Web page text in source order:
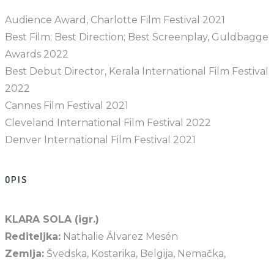
Audience Award, Charlotte Film Festival 2021
Best Film; Best Direction; Best Screenplay, Guldbagge
Awards 2022
Best Debut Director, Kerala International Film Festival
2022
Cannes Film Festival 2021
Cleveland International Film Festival 2022
Denver International Film Festival 2021
OPIS
KLARA SOLA (igr.)
Rediteljka: Nathalie Álvarez Mesén
Zemlja: Švedska, Kostarika, Belgija, Nemačka,